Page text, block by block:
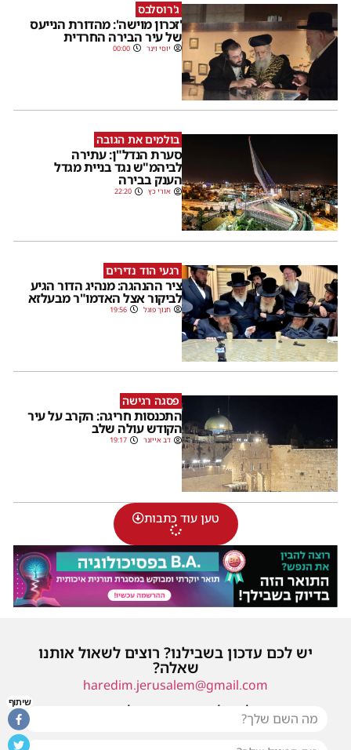
ג'רוסלבס
'זכרון מוישה': מהדורת הנייעס
של עיר הבירה החרדית
יוסי וינר 00:00
בולמים את הגובה
סערת הנדל"ן: עתירה
לביהמ"ש נגד בניית מגדל
הענק בבירה
אורי כץ 22:20
רגעי הוד נדירים
ציר ההנהגה: מנהיג הדור הגיע
לביקור אצל האדמו"ר מבעלזא
חנוך פוגל 19:56
פסגה רגישה
התכנסות חריגה: הקרב על עיר
הקודש עולה שלב
דב אייזנר 19:17
טען עוד כתבות
יש לכם עדכון בשבילנו? רוצים לשאול אותנו
שאלה?
haredim.jerusalem@gmail.com
או שילחו אלינו פנייה ונחזור אליכם בהקדם שיתוף